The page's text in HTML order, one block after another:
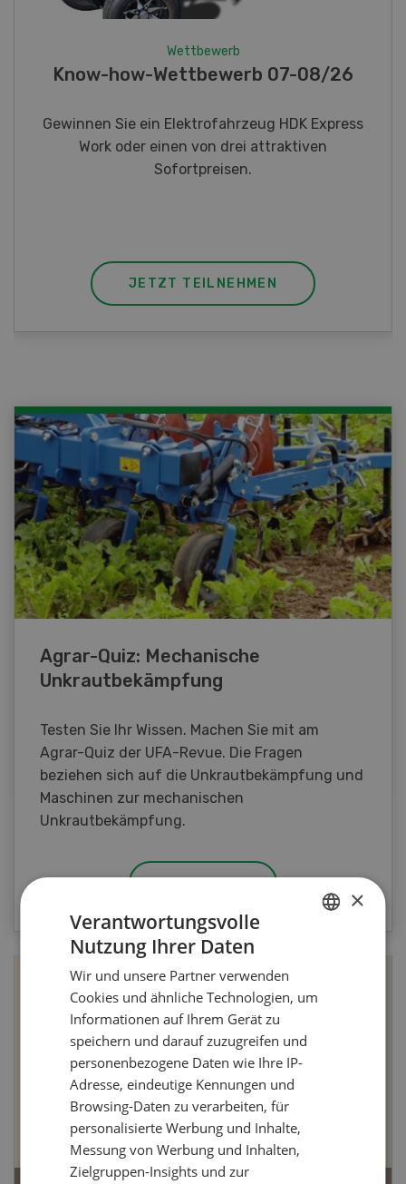
Fotorätsel 07-08/26
Gewinnen Sie eines von fünf LANDI
Taschenmessern
JETZT TEILNEHMEN
Agrar-Quiz: Mechanische
Unkrautbekämpfung
Testen Sie Ihr Wissen. Machen Sie mit am
Agrar-Quiz der UFA-Revue. Die Fragen
beziehen sich auf die Unkrautbekämpfung und
Maschinen zur mechanischen
Unkrautbekämpfung.
×
Verantwortungsvolle
Nutzung Ihrer Daten
Wir und unsere Partner verwenden
Cookies und ähnliche Technologien, um
Informationen auf Ihrem Gerät zu
speichern und darauf zuzugreifen und
personenbezogene Daten wie Ihre IP-
Adresse, eindeutige Kennungen und
Browsing-Daten zu verarbeiten, für
personalisierte Werbung und Inhalte,
Messung von Werbung und Inhalten,
Zielgruppen-Insights und zur